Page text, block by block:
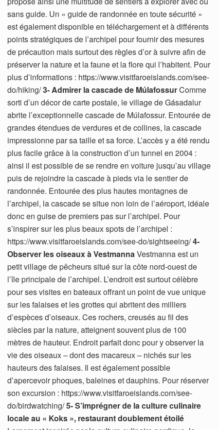
sans guide. Un « guide de randonnée en toute sécurité »
est également disponible en téléchargement et à différents
points stratégiques de l’archipel pour fournir des mesures
de précaution mais surtout des règles d’or à suivre afin de
préserver la nature et la faune et la flore qui l’habitent. Pour
plus d’informations : https://www.visitfaroeislands.com/see-
do/hiking/3- Admirer la cascade de MúlafossurComme
sorti d’un décor de carte postale, le village de Gásadalur
abrite l’exceptionnelle cascade de Múlafossur. Entourée de
grandes étendues de verdures et de collines, la cascade
impressionne par sa taille et sa force. L’accès y a été rendu
plus facile grâce à la construction d’un tunnel en 2004 :
ainsi il est possible de se rendre en voiture jusqu’au village
puis de rejoindre la cascade à pieds via le sentier de
randonnée. Entourée des plus hautes montagnes de
l’archipel, la cascade se situe non loin de l’aéroport, idéale
donc en guise de premiers pas sur l’archipel. Pour
s’inspirer sur les plus beaux spots de l’archipel :
https://www.visitfaroeislands.com/see-do/sightseeing/4-
Observer les oiseaux à VestmannaVestmanna est un
petit village de pêcheurs situé sur la côte nord-ouest de
l’île principale de l’archipel. L’endroit est surtout célèbre
pour ses visites en bateaux offrant un point de vue unique
sur les falaises et les grottes qui abritent des milliers
d’espèces d’oiseaux. Ces rochers, creusés au fil des
siècles par la nature, atteignent souvent plus de 100
mètres de hauteur. Endroit parfait donc pour y observer la
vie des oiseaux – dont des macareux – nichés sur les
hauteurs des falaises. Il est également possible
d’apercevoir phoques, baleines et dauphins. Pour réserver
son excursion : https://www.visitfaroeislands.com/see-
do/birdwatching/5- S’imprégner de la culture culinaire
locale au « Koks », restaurant doublement étoilé